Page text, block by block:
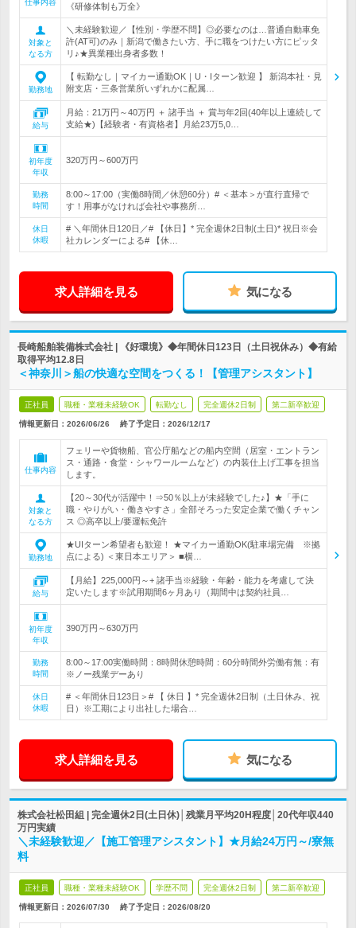
《研修体制も万全》
対象と
なる方
＼未経験歓迎／【性別・学歴不問】◎必要なのは…普通自動車免
許(AT可)のみ｜新潟で働きたい方、手に職をつけたい方にピッタ
リ♪★異業種出身者多数！
勤務地
【 転勤なし｜マイカー通勤OK｜U・Iターン歓迎 】 新潟本社・見
附支店・三条営業所いずれかに配属…
給与
月給：21万円～40万円 ＋ 諸手当 ＋ 賞与年2回(40年以上連続して
支給★)【経験者・有資格者】月給23万5,0…
初年度
年収
320万円～600万円
勤務
時間
8:00～17:00（実働8時間／休憩60分）# ＜基本＞が直行直帰で
す！用事がなければ会社や事務所…
休日
休暇
# ＼年間休日120日／# 【休日】* 完全週休2日制(土日)* 祝日※会
社カレンダーによる# 【休…
求人詳細を見る 気になる
長崎船舶装備株式会社 | 《好環境》◆年間休日123日（土日祝休み）◆有給
取得平均12.8日
＜神奈川＞船の快適な空間をつくる！【管理アシスタント】
正社員 職種・業種未経験OK 転勤なし 完全週休2日制 第二新卒歓迎
情報更新日：2026/06/26 終了予定日： 2026/12/17
仕事内容
フェリーや貨物船、官公庁船などの船内空間（居室・エントラン
ス・通路・食堂・シャワールームなど）の内装仕上げ工事を担当
します。
対象と
なる方
【20～30代が活躍中！⇒50％以上が未経験でした♪】★「手に
職・やりがい・働きやすさ」全部そろった安定企業で働くチャン
ス ◎高卒以上/要運転免許
勤務地
★UIターン希望者も歓迎！ ★マイカー通勤OK(駐車場完備 ※拠
点による) ＜東日本エリア＞ ■横…
給与
【月給】225,000円～+ 諸手当※経験・年齢・能力を考慮して決
定いたします※試用期間6ヶ月あり（期間中は契約社員…
初年度
年収
390万円～630万円
勤務
時間
8:00～17:00実働時間：8時間休憩時間：60分時間外労働有無：有
※ノー残業デーあり
休日
休暇
# ＜年間休日123日＞# 【 休日 】* 完全週休2日制（土日休み、祝
日）※工期により出社した場合…
求人詳細を見る 気になる
株式会社松田組 | 完全週休2日(土日休)│残業月平均20H程度│20代年収440
万円実績
＼未経験歓迎／【施工管理アシスタント】★月給24万円～/寮無
料
正社員 職種・業種未経験OK 学歴不問 完全週休2日制 第二新卒歓迎
情報更新日：2026/07/30 終了予定日： 2026/08/20